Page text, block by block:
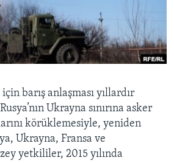
barış anlaşması yıllardır
Ukrayna sınırına asker
körüklemesiyle, yeniden
Ukrayna, Fransa ve
yetkililer, 2015 yılında